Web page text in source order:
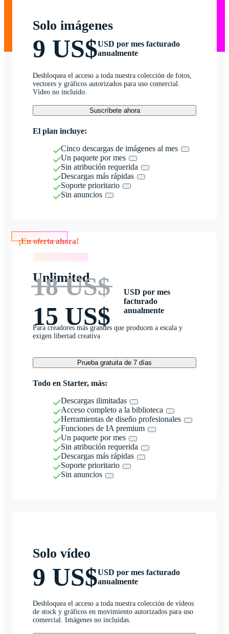
Solo imágenes
9 US$USD por mes facturado
anualmente
Desbloquea el acceso a toda nuestra colección de fotos,
vectores y gráficos autorizados para uso comercial.
Vídeo no incluido.
Suscríbete ahora
El plan incluye:
Cinco descargas de imágenes al mes
Un paquete por mes
Sin atribución requerida
Descargas más rápidas
Soporte prioritario
Sin anuncios
Unlimited
18 US$
15 US$
USD por mes
facturado
anualmente
Para creadores más grandes que producen a escala y
exigen libertad creativa
Prueba gratuita de 7 días
Todo en Starter, más:
Descargas ilimitadas
Acceso completo a la biblioteca
Herramientas de diseño profesionales
Funciones de IA premium
Un paquete por mes
Sin atribución requerida
Descargas más rápidas
Soporte prioritario
Sin anuncios
Solo vídeo
9 US$USD por mes facturado
anualmente
Desbloquea el acceso a toda nuestra colección de vídeos
de stock y gráficos en movimiento autorizados para uso
comercial. Imágenes no incluidas.